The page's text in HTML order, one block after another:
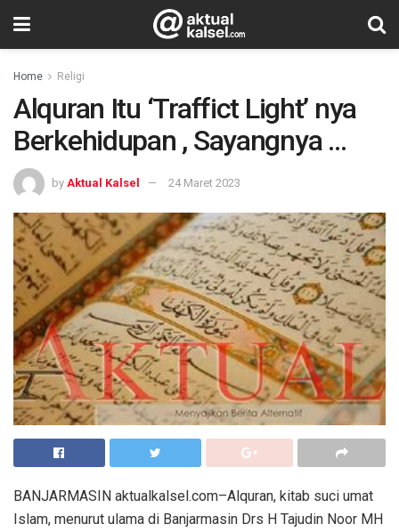
Home Religi
Alquran Itu ‘Traffict Light’ nya
Berkehidupan , Sayangnya …
by Aktual Kalsel 24 Maret 2023
BANJARMASIN aktualkalsel.com–Alquran, kitab suci umat
Islam, menurut ulama di Banjarmasin Drs H Tajudin Noor MH